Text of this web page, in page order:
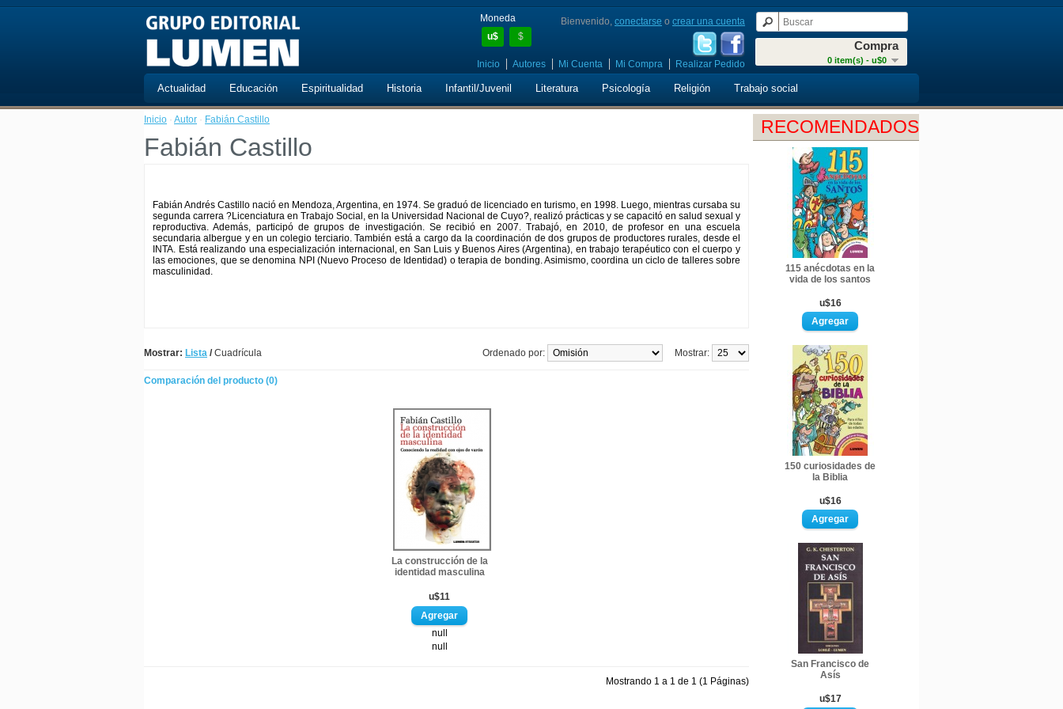
Moneda
u$
$
Compra
0 item(s) - u$0
Bienvenido, conectarse o crear una cuenta
Inicio Autores Mi Cuenta Mi Compra Realizar Pedido
Actualidad Educación Espiritualidad Historia Infantil/Juvenil Literatura Psicología Religión Trabajo social
RECOMENDADOS
115 anécdotas en la
vida de los santos
u$16
150 curiosidades de
la Biblia
u$16
San Francisco de
Asís
u$17
Inicio · Autor · Fabián Castillo
Fabián Castillo
Fabián Andrés Castillo nació en Mendoza, Argentina, en 1974. Se graduó de licenciado en turismo, en 1998. Luego, mientras cursaba su
segunda carrera ?Licenciatura en Trabajo Social, en la Universidad Nacional de Cuyo?, realizó prácticas y se capacitó en salud sexual y
reproductiva. Además, participó de grupos de investigación. Se recibió en 2007. Trabajó, en 2010, de profesor en una escuela
secundaria albergue y en un colegio terciario. También está a cargo da la coordinación de dos grupos de productores rurales, desde el
INTA. Está realizando una especialización internacional, en San Luis y Buenos Aires (Argentina), en trabajo terapéutico con el cuerpo y
las emociones, que se denomina NPI (Nuevo Proceso de Identidad) o terapia de bonding. Asimismo, coordina un ciclo de talleres sobre
masculinidad.
Mostrar: Lista /Cuadrícula Mostrar:
Ordenado por:
Comparación del producto (0)
La construcción de la
identidad masculina
u$11
null
null
Mostrando 1 a 1 de 1 (1 Páginas)